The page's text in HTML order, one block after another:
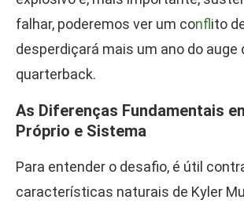
falhar, poderemos ver um conflito
desperdiçará mais um ano do auge
quarterback.
As Diferenças Fundamentais
Próprio e Sistema
Para entender o desafio, é útil
características naturais de Kyler